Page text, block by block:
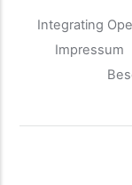
Integrating
Impressum